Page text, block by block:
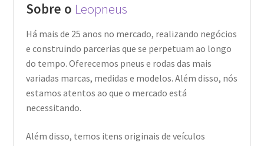
Sobre o Leopneus
Há mais de 25 anos no mercado, realizando negócios
e construindo parcerias que se perpetuam ao longo
do tempo. Oferecemos pneus e rodas das mais
variadas marcas, medidas e modelos. Além disso, nós
estamos atentos ao que o mercado está
necessitando.
Além disso, temos itens originais de veículos